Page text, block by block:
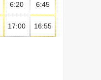
6:20 6:45
17:00 16:55